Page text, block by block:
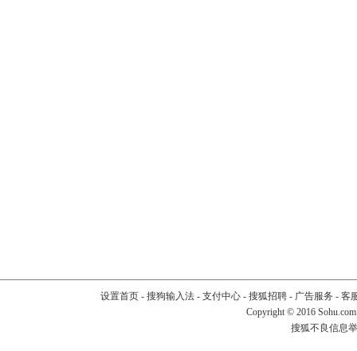
设置首页- 搜狗输入法- 支付中心- 搜狐招聘- 广告服务 - 客
Copyright © 2016
搜狐不良信息